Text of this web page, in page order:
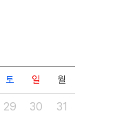
토
29
일
30
월
31